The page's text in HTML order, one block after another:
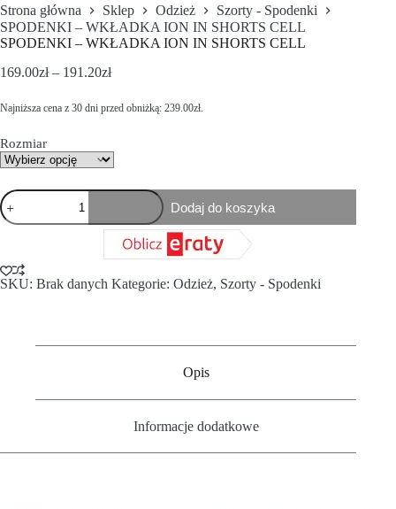
Strona główna Sklep Odzież
Szorty - Spodenki
SPODENKI – WKŁADKA ION IN SHORTS CELL
SPODENKI – WKŁADKA ION IN SHORTS CELL
169.00zł– 191.20zł
Najniższa cena z 30 dni przed obniżką: 239.00zł.
Rozmiar
Dodaj do koszyka
SKU: Brak danych Kategorie: Odzież, Szorty - Spodenki
Opis
Informacje dodatkowe